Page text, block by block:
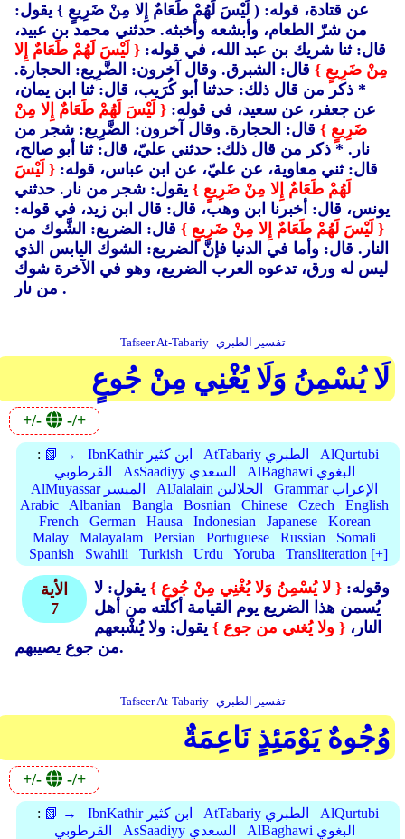
عن قتادة، قوله: ( لَيْسَ لَهُمْ طَعَامٌ إِلا مِنْ ضَرِيعٍ } يقول:
من شرّ الطعام، وأبشعه وأخبثه. حدثني محمد بن عبيد،
قال: ثنا شريك بن عبد الله، في قوله: { لَيْسَ لَهُمْ طَعَامٌ إِلا
مِنْ ضَرِيعٍ } قال: الشبرق. وقال آخرون: الضَّرِيع: الحجارة.
* ذكر من قال ذلك: حدثنا أبو كُرَيب، قال: ثنا ابن يمان،
عن جعفر، عن سعيد، في قوله: { لَيْسَ لَهُمْ طَعَامٌ إِلا مِنْ
ضَرِيعٍ } قال: الحجارة. وقال آخرون: الضَّرِيع: شجر من
نار. * ذكر من قال ذلك: حدثني عليّ، قال: ثنا أبو صالح،
قال: ثني معاوية، عن عليّ، عن ابن عباس، قوله: { لَيْسَ
لَهُمْ طَعَامٌ إِلا مِنْ ضَرِيعٍ } يقول: شجر من نار. حدثني
يونس، قال: أخبرنا ابن وهب، قال: قال ابن زيد، في قوله:
{ لَيْسَ لَهُمْ طَعَامٌ إِلا مِنْ ضَرِيعٍ } قال: الضريع: الشَّوك من
النار. قال: وأما في الدنيا فإنَّ الضريع: الشوك اليابس الذي
ليس له ورق، تدعوه العرب الضريع، وهو في الآخرة شوك
من نار .
Tafseer At-Tabariy تفسير الطبري
لَا يُسْمِنُ وَلَا يُغْنِي مِنْ جُوعٍ
+/- -/+
: 📗 → IbnKathir ابن كثير AtTabariy الطبري
AlQurtubi
القرطوبي
AsSaadiyy السعدي
AlBaghawi البغوي
AlMuyassar الميسر
AlJalalain الجلالين
Grammar الإعراب
Arabic
Albanian Bangla Bosnian Chinese Czech
English
French
German Hausa Indonesian Japanese
Korean
Malay
Malayalam Persian Portuguese Russian
Somali
Spanish
Swahili Turkish Urdu Yoruba Transliteration [+]
الأية
7
وقوله: { لا يُسْمِنُ وَلا يُغْنِي مِنْ جُوعٍ } يقول: لا
يُسمن هذا الضريع يوم القيامة أكلته من أهل
النار، { ولا يُغني من جوع } يقول: ولا يُشْبعهم
من جوع يصيبهم.
Tafseer At-Tabariy تفسير الطبري
وُجُوهٌ يَوْمَئِذٍ نَاعِمَةٌ
+/- -/+
: 📗 → IbnKathir ابن كثير AtTabariy الطبري
AlQurtubi
القرطوبي
AsSaadiyy السعدي
AlBaghawi البغوي